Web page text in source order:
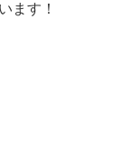
ます！